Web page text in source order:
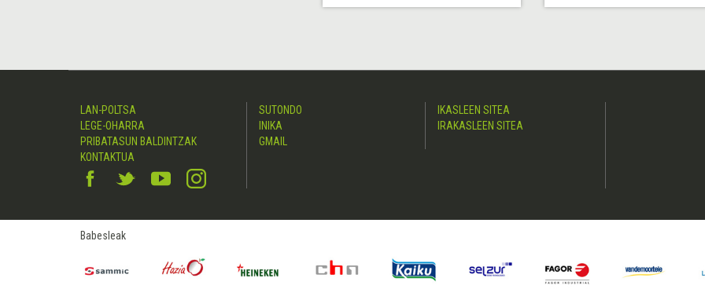
LAN-POLTSA
LEGE-OHARRA
PRIBATASUN BALDINTZAK
KONTAKTUA
SUTONDO
INIKA
GMAIL
IKASLEEN SITEA
IRAKASLEEN SITEA
Babesleak